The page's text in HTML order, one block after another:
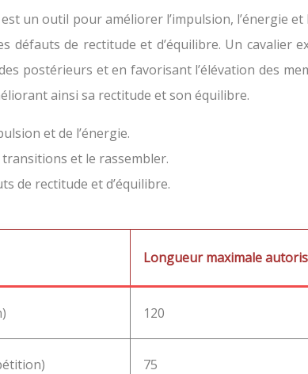
est un outil pour améliorer l’impulsion,
défauts de rectitude et d’équilibre. Un
postérieurs et en favorisant l’élévation des
ainsi sa rectitude et son équilibre.
et de l’énergie.
et le rassembler.
de rectitude et d’équilibre.
Longueur maximale
120
75